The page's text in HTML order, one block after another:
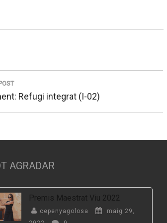
Refugi integrat (I-02)
AGRADAR
Premis Maestrat Viu 2022
cepenyagolosa
maig 29,